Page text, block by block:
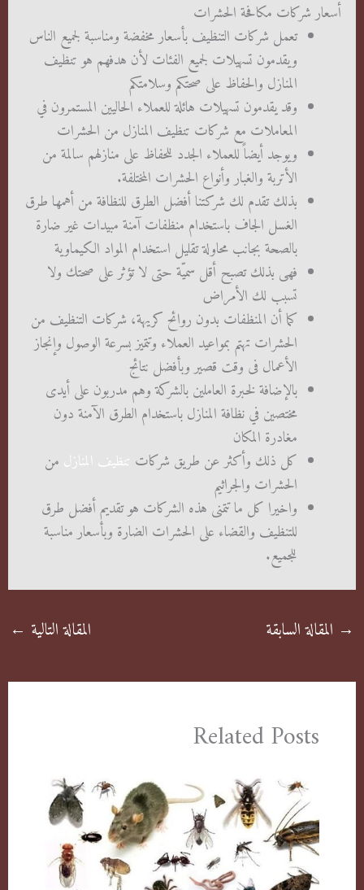
أسعار شركات مكافحة الحشرات
تعمل شركات التنظيف بأسعار مخفضة ومناسبة لجميع الناس
ويقدمون تسهيلات لجميع الفئات لأن هدفهم هو تنظيف
المنازل والحفاظ على صحتكم وسلامتكم
وقد يقدمون تسهيلات هائلة للعملاء الحاليين المستمرون في
المعاملات مع شركات تنظيف المنازل من الحشرات
ويوجد أيضاً للعملاء الجدد للحفاظ على منازلهم سالمة من
الأتربة والغبار وأنواع الحشرات المختلفة.
بذلك تقدم لك شركتنا أفضل الطرق للنظافة من أهمها طرق
الغسل الجاف باستخدام منظفات آمنة مبيدات غير ضارة
بالصحة بجانب محاولة تقليل استخدام المواد الكيماوية
فهى بذلك تصبح أقل سميّة حتى لا تؤثر على صحتك ولا
تسبب لك الأمراض
كما أن المنظفات بدون روائح كريهة، شركات التنظيف من
الحشرات تهتم بمواعيد العملاء وتتميز بسرعة الوصول وإنجاز
الأعمال فى وقت قصير وبأفضل نتائج
بالإضافة لخبرة العاملين بالشركة وهم مدربون على أيدى
مختصين في نظافة المنازل باستخدام الطرق الآمنة دون
مغادرة المكان
كل ذلك وأكثر عن طريق شركات تنظيف المنازل من
الحشرات والجراثيم
واخيرا كل ما تتمنى هذه الشركات هو تقديم أفضل طرق
للتنظيف والقضاء على الحشرات الضارة وبأسعار مناسبة
للجميع.
→ المقالة السابقة المقالة التالية ←
Related Posts